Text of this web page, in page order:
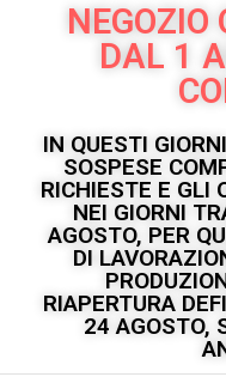
NEGOZIO
DAL 1
IN QUESTI
SOSPESE
RICHIESTE E GLI
NEI GIORNI
AGOSTO, PER
DI
RIAPERTURA
24 AGOSTO,